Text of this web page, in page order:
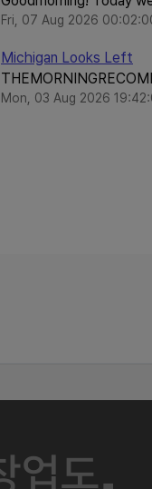
Fri, 07 Aug 2026
Michigan Looks Left
Mon, 03 Aug 2026